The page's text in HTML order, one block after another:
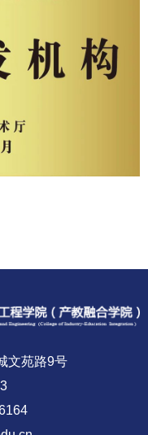
文苑路9号